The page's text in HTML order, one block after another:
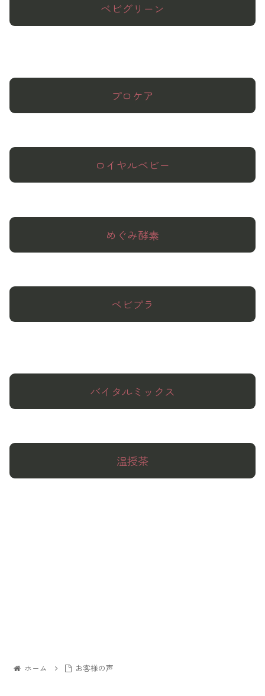
ベビグリーン
プロケア
ロイヤルベビー
めぐみ酵素
ベビプラ
バイタルミックス
温授茶
ホーム お客様の声